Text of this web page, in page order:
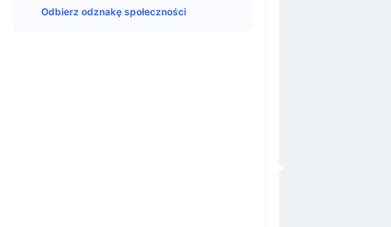
Odbierz odznakę społeczności